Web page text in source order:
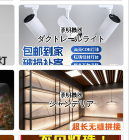
照明機器
ダクトレールライト
照明機器
シャンデリア